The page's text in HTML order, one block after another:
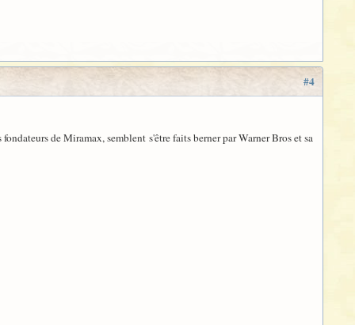
#4
de Miramax, semblent s'être faits berner par Warner Bros et sa